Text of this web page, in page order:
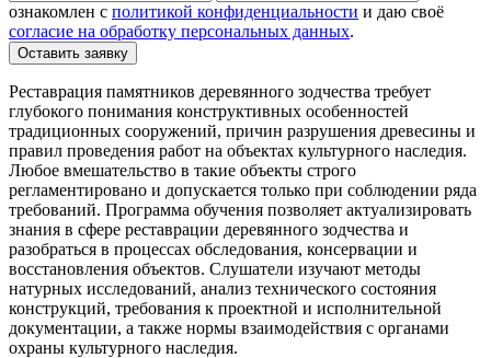
ознакомлен с политикой конфиденциальности и даю своё
согласие на обработку персональных данных.
Оставить заявку
Реставрация памятников деревянного зодчества требует
глубокого понимания конструктивных особенностей
традиционных сооружений, причин разрушения древесины и
правил проведения работ на объектах культурного наследия.
Любое вмешательство в такие объекты строго
регламентировано и допускается только при соблюдении ряда
требований. Программа обучения позволяет актуализировать
знания в сфере реставрации деревянного зодчества и
разобраться в процессах обследования, консервации и
восстановления объектов. Слушатели изучают методы
натурных исследований, анализ технического состояния
конструкций, требования к проектной и исполнительной
документации, а также нормы взаимодействия с органами
охраны культурного наследия.